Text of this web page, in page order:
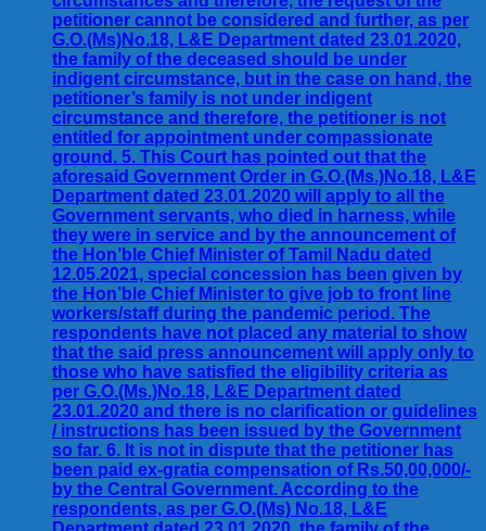
petitioner cannot be considered and further, as per
G.O.(Ms)No.18, L&E Department dated 23.01.2020,
the family of the deceased should be under
indigent circumstance, but in the case on hand, the
petitioner’s family is not under indigent
circumstance and therefore, the petitioner is not
entitled for appointment under compassionate
ground. 5. This Court has pointed out that the
aforesaid Government Order in G.O.(Ms.)No.18, L&E
Department dated 23.01.2020 will apply to all the
Government servants, who died in harness, while
they were in service and by the announcement of
the Hon’ble Chief Minister of Tamil Nadu dated
12.05.2021, special concession has been given by
the Hon’ble Chief Minister to give job to front line
workers/staff during the pandemic period. The
respondents have not placed any material to show
that the said press announcement will apply only to
those who have satisfied the eligibility criteria as
per G.O.(Ms.)No.18, L&E Department dated
23.01.2020 and there is no clarification or guidelines
/ instructions has been issued by the Government
so far. 6. It is not in dispute that the petitioner has
been paid ex-gratia compensation of Rs.50,00,000/-
by the Central Government. According to the
respondents, as per G.O.(Ms) No.18, L&E